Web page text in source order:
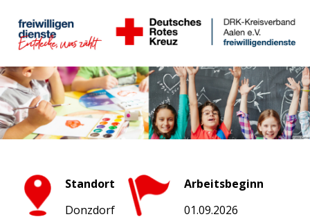
Standort
Donzdorf
Arbeitsbeginn
01.09.2026